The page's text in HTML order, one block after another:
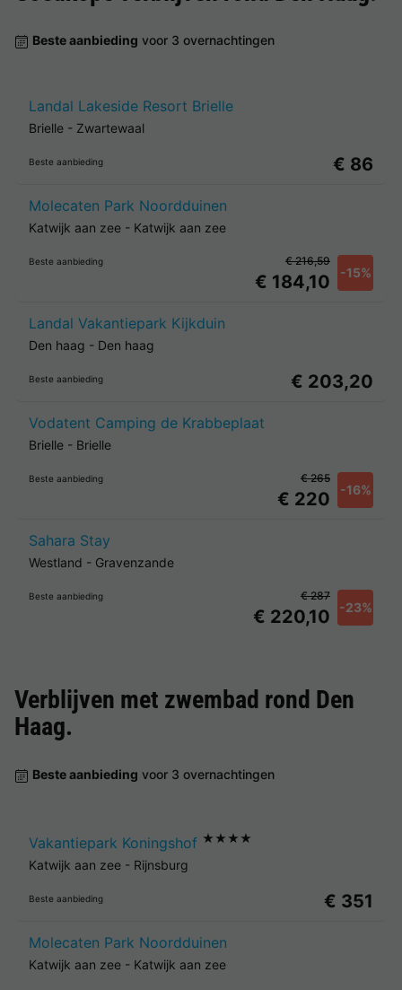
Beste aanbieding voor 3 overnachtingen
Landal Lakeside Resort Brielle
Brielle - Zwartewaal
Beste aanbieding € 86
Molecaten Park Noordduinen
Katwijk aan zee - Katwijk aan zee
Beste aanbieding
€ 184,10 -15%
€ 216,59
Landal Vakantiepark Kijkduin
Den haag - Den haag
Beste aanbieding € 203,20
Vodatent Camping de Krabbeplaat
Brielle - Brielle
Beste aanbieding
€ 220 -16%
€ 265
Sahara Stay
Westland - Gravenzande
Beste aanbieding
€ 220,10 -23%
€ 287
Verblijven met zwembad rond Den
Haag.
Beste aanbieding voor 3 overnachtingen
Vakantiepark Koningshof ★★★★
Katwijk aan zee - Rijnsburg
Beste aanbieding € 351
Molecaten Park Noordduinen
Katwijk aan zee - Katwijk aan zee